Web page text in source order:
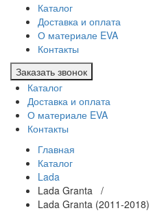
Каталог
Доставка и оплата
О материале EVA
Контакты
Заказать звонок
Каталог
Доставка и оплата
О материале EVA
Контакты
Главная
Каталог
Lada
Lada Granta /
Lada Granta (2011-